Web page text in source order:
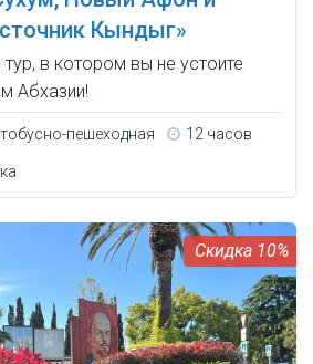
Кындыг»
в котором вы не устоите
Абхазии!
пешеходная 12 часов
10%